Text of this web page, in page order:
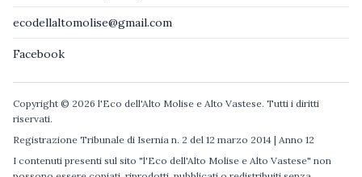
ecodellaltomolise@gmail.com
Facebook
Copyright © 2026 l'Eco dell'Alto Molise e Alto Vastese. Tutti i diritti
riservati.
Registrazione Tribunale di Isernia n. 2 del 12 marzo 2014 | Anno 12
I contenuti presenti sul sito "l'Eco dell'Alto Molise e Alto Vastese" non